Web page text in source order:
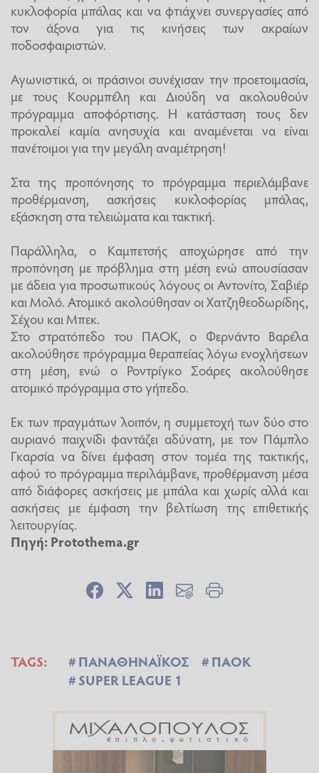
κυκλοφορία μπάλας και να φτιάχνει συνεργασίες από
τον άξονα για τις κινήσεις των ακραίων
ποδοσφαιριστών.
Αγωνιστικά, οι πράσινοι συνέχισαν την προετοιμασία,
με τους Κουρμπέλη και Διούδη να ακολουθούν
πρόγραμμα αποφόρτισης. Η κατάσταση τους δεν
προκαλεί καμία ανησυχία και αναμένεται να είναι
πανέτοιμοι για την μεγάλη αναμέτρηση!
Στα της προπόνησης το πρόγραμμα περιελάμβανε
προθέρμανση, ασκήσεις κυκλοφορίας μπάλας,
εξάσκηση στα τελειώματα και τακτική.
Παράλληλα, ο Καμπετσής αποχώρησε από την
προπόνηση με πρόβλημα στη μέση ενώ απουσίασαν
με άδεια για προσωπικούς λόγους οι Αντονίτο, Σαβιέρ
και Μολό. Ατομικό ακολούθησαν οι Χατζηθεοδωρίδης,
Σέχου και Μπεκ.
Στο στρατόπεδο του ΠΑΟΚ, ο Φερνάντο Βαρέλα
ακολούθησε πρόγραμμα θεραπείας λόγω ενοχλήσεων
στη μέση, ενώ ο Ροντρίγκο Σοάρες ακολούθησε
ατομικό πρόγραμμα στο γήπεδο.
Εκ των πραγμάτων λοιπόν, η συμμετοχή των δύο στο
αυριανό παιχνίδι φαντάζει αδύνατη, με τον Πάμπλο
Γκαρσία να δίνει έμφαση στον τομέα της τακτικής,
αφού το πρόγραμμα περιλάμβανε, προθέρμανση μέσα
από διάφορες ασκήσεις με μπάλα και χωρίς αλλά και
ασκήσεις με έμφαση την βελτίωση της επιθετικής
λειτουργίας.
Πηγή: Protothema.gr
TAGS: ΠΑΝΑΘΗΝΑΪΚΟΣ
ΠΑΟΚ
SUPER LEAGUE 1